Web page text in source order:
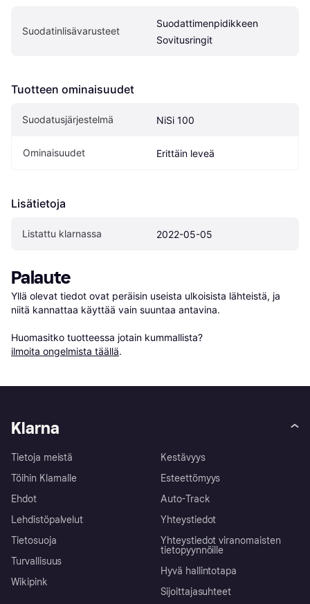
Suodatinlisävarusteet
Suodattimenpidikkeen
Sovitusringit
Tuotteen ominaisuudet
Suodatusjärjestelmä NiSi 100
Ominaisuudet Erittäin leveä
Lisätietoja
Listattu klarnassa 2022-05-05
Palaute
Yllä olevat tiedot ovat peräisin useista ulkoisista lähteistä, ja
niitä kannattaa käyttää vain suuntaa antavina.
Huomasitko tuotteessa jotain kummallista?
ilmoita ongelmista täällä.
Klarna
Tietoja meistä
Töihin Klarnalle
Ehdot
Lehdistöpalvelut
Tietosuoja
Turvallisuus
Wikipink
Kestävyys
Esteettömyys
Auto-Track
Yhteystiedot
Yhteystiedot viranomaisten
tietopyynnöille
Hyvä hallintotapa
Sijoittajasuhteet